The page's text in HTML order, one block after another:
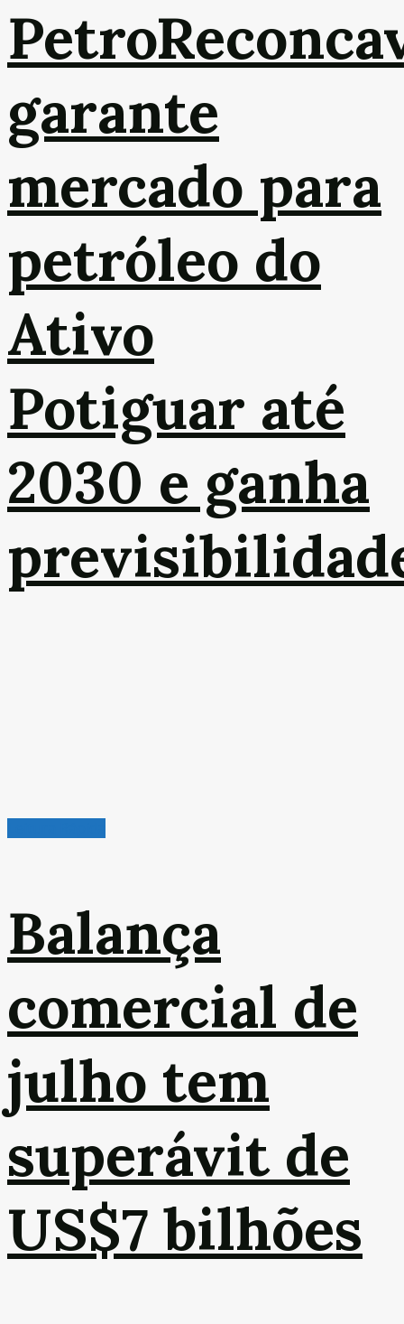
garante
mercado para
petróleo do
Ativo
Potiguar até
2030 e ganha
Balança
comercial de
julho tem
superávit de
US$7 bilhões